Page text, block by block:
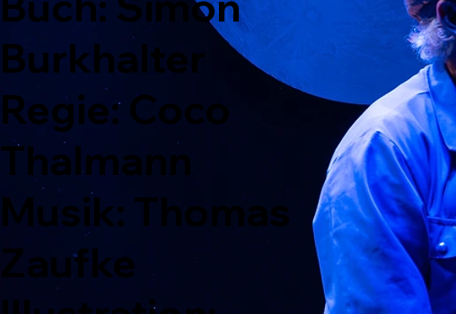
Burkhalter
Regie: Coco
Thalmann
Musik: Thomas
Zaufke